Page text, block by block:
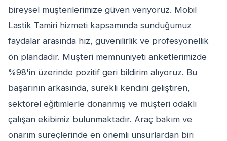
bireysel müşterilerimize güven veriyoruz. Mobil
Lastik Tamiri hizmeti kapsamında sunduğumuz
faydalar arasında hız, güvenilirlik ve profesyonellik
ön plandadır. Müşteri memnuniyeti anketlerimizde
%98'in üzerinde pozitif geri bildirim alıyoruz. Bu
başarının arkasında, sürekli kendini geliştiren,
sektörel eğitimlerle donanmış ve müşteri odaklı
çalışan ekibimiz bulunmaktadır. Araç bakım ve
onarım süreçlerinde en önemli unsurlardan biri